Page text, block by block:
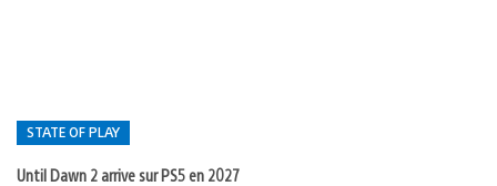
STATE OF PLAY
Until Dawn 2 arrive sur PS5 en 2027